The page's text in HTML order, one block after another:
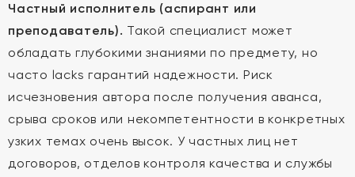
Частный исполнитель (аспирант или
преподаватель). Такой специалист может
обладать глубокими знаниями по предмету, но
часто lacks гарантий надежности. Риск
исчезновения автора после получения аванса,
срыва сроков или некомпетентности в конкретных
узких темах очень высок. У частных лиц нет
договоров, отделов контроля качества и службы